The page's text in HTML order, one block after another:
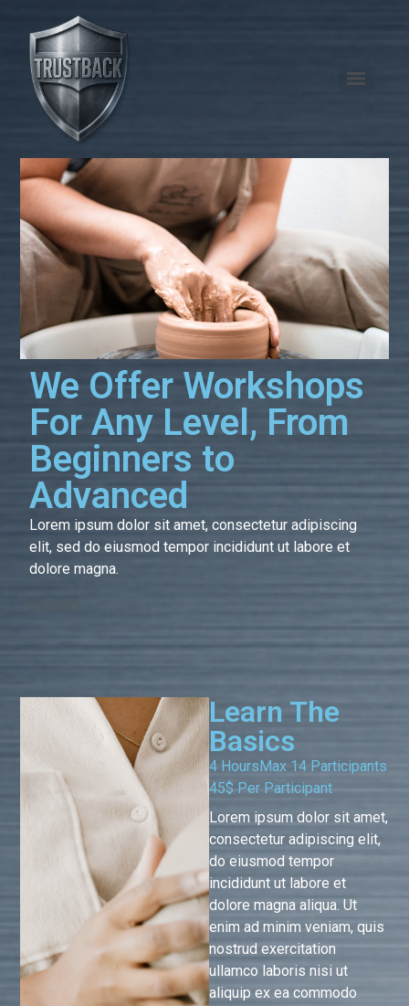
We Offer Workshops
For Any Level, From
Beginners to
Advanced
Lorem ipsum dolor sit amet, consectetur adipiscing
elit, sed do eiusmod tempor incididunt ut labore et
dolore magna.
Learn The
Basics
4 HoursMax 14 Participants
45$ Per Participant
Lorem ipsum dolor sit amet,
consectetur adipiscing elit,
do eiusmod tempor
incididunt ut labore et
dolore magna aliqua. Ut
enim ad minim veniam, quis
nostrud exercitation
ullamco laboris nisi ut
aliquip ex ea commodo